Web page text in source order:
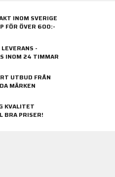
INOM SVERIGE
FÖR ÖVER 600:-
-
INOM 24 TIMMAR
UTBUD FRÅN
MÄRKEN
KVALITET
BRA PRISER!